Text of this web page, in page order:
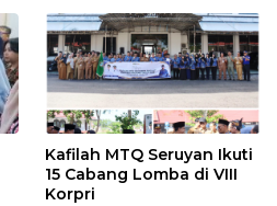
Kafilah MTQ Seruyan Ikuti
15 Cabang Lomba di VIII
Korpri